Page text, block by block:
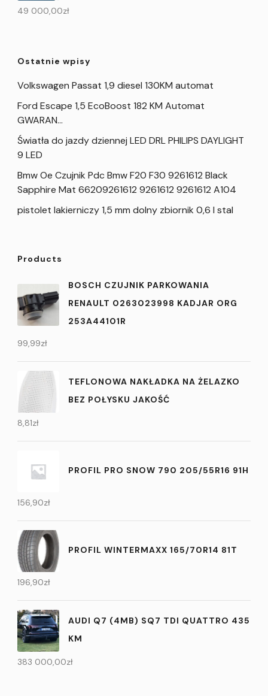
49 000,00zł
Ostatnie wpisy
Volkswagen Passat 1,9 diesel 130KM automat
Ford Escape 1,5 EcoBoost 182 KM Automat
GWARAN…
Światła do jazdy dziennej LED DRL PHILIPS DAYLIGHT
9 LED
Bmw Oe Czujnik Pdc Bmw F20 F30 9261612 Black
Sapphire Mat 66209261612 9261612 9261612 A104
pistolet lakierniczy 1,5 mm dolny zbiornik 0,6 l stal
Products
BOSCH CZUJNIK PARKOWANIA
RENAULT 0263023998 KADJAR ORG
253A44101R
99,99zł
TEFLONOWA NAKŁADKA NA ŻELAZKO
BEZ POŁYSKU JAKOŚĆ
8,81zł
PROFIL PRO SNOW 790 205/55R16 91H
156,90zł
PROFIL WINTERMAXX 165/70R14 81T
196,90zł
AUDI Q7 (4MB) SQ7 TDI QUATTRO 435
KM
383 000,00zł